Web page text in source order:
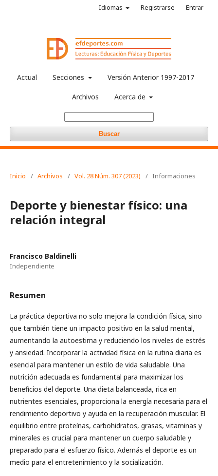
Actual Secciones Versión Anterior 1997-2017
Archivos Acerca de
Buscar
Idiomas Registrarse Entrar
Inicio / Archivos / Vol. 28 Núm. 307 (2023) / Informaciones
Deporte y bienestar físico: una
relación integral
Francisco Baldinelli
Independiente
Resumen
La práctica deportiva no solo mejora la condición física, sino
que también tiene un impacto positivo en la salud mental,
aumentando la autoestima y reduciendo los niveles de estrés
y ansiedad. Incorporar la actividad física en la rutina diaria es
esencial para mantener un estilo de vida saludable. Una
nutrición adecuada es fundamental para maximizar los
beneficios del deporte. Una dieta balanceada, rica en
nutrientes esenciales, proporciona la energía necesaria para el
rendimiento deportivo y ayuda en la recuperación muscular. El
equilibrio entre proteínas, carbohidratos, grasas, vitaminas y
minerales es crucial para mantener un cuerpo saludable y
preparado para el esfuerzo físico. Además el deporte es un
medio para el entretenimiento y la socialización.